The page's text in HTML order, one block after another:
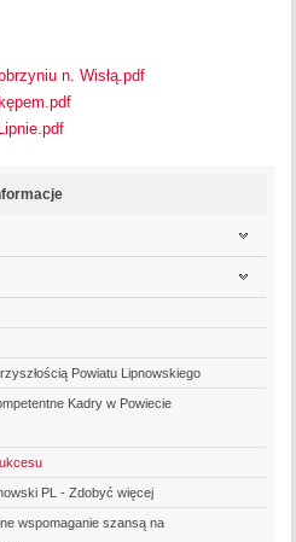
n. Wisłą.pdf
Powiatu Lipnowskiego
Kadry w Powiecie
PL - Zdobyć więcej
wspomaganie szansą na